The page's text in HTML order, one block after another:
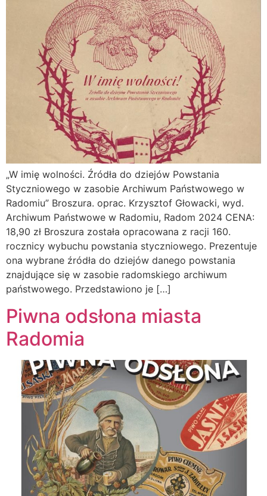
„W imię wolności. Źródła do dziejów Powstania
Styczniowego w zasobie Archiwum Państwowego w
Radomiu” Broszura. oprac. Krzysztof Głowacki, wyd.
Archiwum Państwowe w Radomiu, Radom 2024 CENA:
18,90 zł Broszura została opracowana z racji 160.
rocznicy wybuchu powstania styczniowego. Prezentuje
ona wybrane źródła do dziejów danego powstania
znajdujące się w zasobie radomskiego archiwum
państwowego. Przedstawiono je […]
Piwna odsłona miasta
Radomia